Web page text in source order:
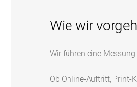
Wie wir
Wir führen eine
Ob Online-Auftritt, Print-